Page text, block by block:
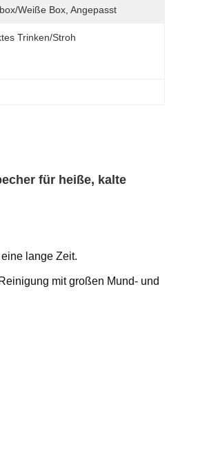
weiße Box, Angepasst
Trinken/Stroh
für heiße, kalte
lange Zeit.
mit großen Mund- und